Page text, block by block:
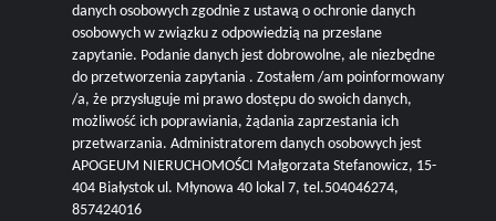
danych osobowych zgodnie z ustawą o ochronie danych
osobowych w związku z odpowiedzią na przesłane
zapytanie. Podanie danych jest dobrowolne, ale niezbędne
do przetworzenia zapytania . Zostałem /am poinformowany
/a, że przysługuje mi prawo dostępu do swoich danych,
możliwość ich poprawiania, żądania zaprzestania ich
przetwarzania. Administratorem danych osobowych jest
APOGEUM NIERUCHOMOŚCI Małgorzata Stefanowicz, 15-
404 Białystok ul. Młynowa 40 lokal 7, tel.504046274,
857424016